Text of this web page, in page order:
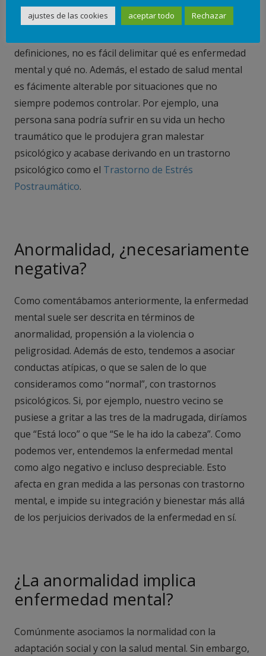
pinchando aquí
definiciones, no es fácil delimitar qué es enfermedad
mental y qué no. Además, el estado de salud mental
es fácimente alterable por situaciones que no
siempre podemos controlar. Por ejemplo, una
persona sana podría sufrir en su vida un hecho
traumático que le produjera gran malestar
psicológico y acabase derivando en un trastorno
psicológico como el Trastorno de Estrés
Postraumático.
Anormalidad, ¿necesariamente
negativa?
Como comentábamos anteriormente, la enfermedad
mental suele ser descrita en términos de
anormalidad, propensión a la violencia o
peligrosidad. Además de esto, tendemos a asociar
conductas atípicas, o que se salen de lo que
consideramos como “normal”, con trastornos
psicológicos. Si, por ejemplo, nuestro vecino se
pusiese a gritar a las tres de la madrugada, diríamos
que “Está loco” o que “Se le ha ido la cabeza”. Como
podemos ver, entendemos la enfermedad mental
como algo negativo e incluso despreciable. Esto
afecta en gran medida a las personas con trastorno
mental, e impide su integración y bienestar más allá
de los perjuicios derivados de la enfermedad en sí.
¿La anormalidad implica
enfermedad mental?
Comúnmente asociamos la normalidad con la
adaptación social y con la salud mental. Sin embargo,
ajustes de las cookies aceptar todo Rechazar